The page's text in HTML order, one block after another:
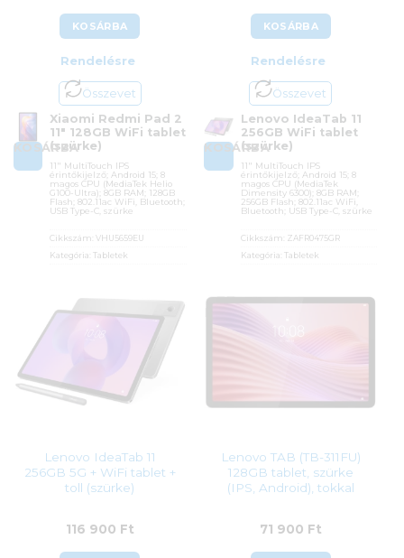
KOSÁRBA
Rendelésre
Összevet
KOSÁRBA
Xiaomi Redmi Pad 2
11″ 128GB WiFi tablet
(szürke)
11″ MultiTouch IPS
érintőkijelző; Android 15; 8
magos CPU (MediaTek Helio
G100-Ultra); 8GB RAM; 128GB
Flash; 802.11ac WiFi, Bluetooth;
USB Type-C, szürke
Cikkszám:VHU5659EU
Kategória:Tabletek
27%
Azonosító:
55217
KOSÁRBA
Rendelésre
Összevet
KOSÁRBA
Lenovo IdeaTab 11
256GB WiFi tablet
(szürke)
11″ MultiTouch IPS
érintőkijelző; Android 15; 8
magos CPU (MediaTek
Dimensity 6300); 8GB RAM;
256GB Flash; 802.11ac WiFi,
Bluetooth; USB Type-C, szürke
Cikkszám: ZAFR0475GR
Kategória: Tabletek
ÁFA:27%
Lenovo IdeaTab 11
256GB 5G + WiFi tablet +
toll (szürke)
116 900 Ft
Lenovo TAB (TB-311FU)
128GB tablet, szürke
(IPS, Android), tokkal
71 900 Ft